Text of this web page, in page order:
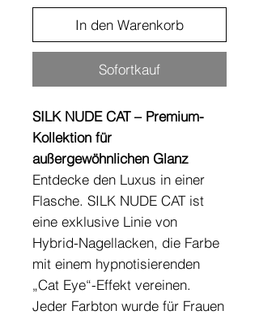
In den Warenkorb
Sofortkauf
SILK NUDE CAT – Premium-
Kollektion für
außergewöhnlichen Glanz
Entdecke den Luxus in einer
Flasche. SILK NUDE CAT ist
eine exklusive Linie von
Hybrid-Nagellacken, die Farbe
mit einem hypnotisierenden
„Cat Eye“-Effekt vereinen.
Jeder Farbton wurde für Frauen